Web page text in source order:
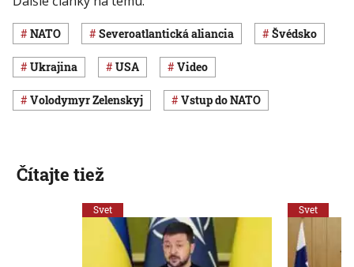
NATO Severoatlantická aliancia Švédsko
Ukrajina USA Video
Volodymyr Zelenskyj vstup do NATO
Čítajte tiež
Svet Svet